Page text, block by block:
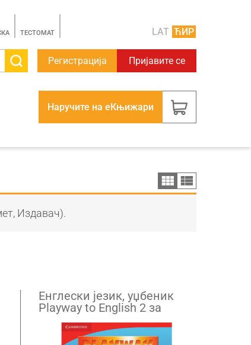
TЕСТОМАТ LAT ЋИР
Регистрација Пријавите се
Наручите на еКњижари
Издавач).
Енглески језик, уџбеник
Playway to English 2 за
други разред (QR)